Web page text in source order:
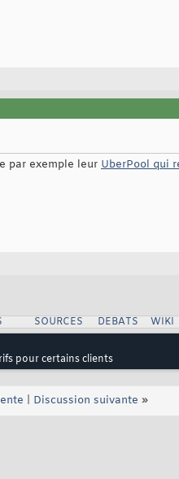
par exemple leur UberPool qui
SOURCES DEBATS WIKI
pour certains clients
Discussion suivante »